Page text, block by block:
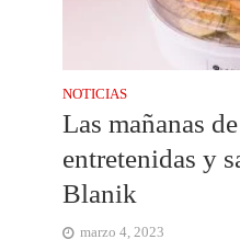
NOTICIAS
Las mañanas
entretenidas y
Blanik
marzo 4, 2023